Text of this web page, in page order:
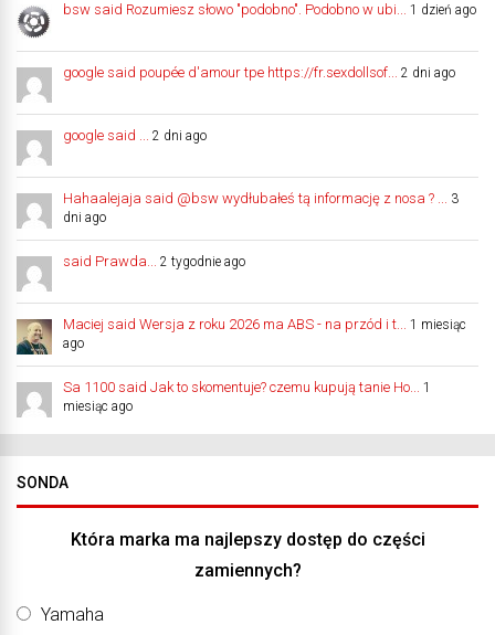
bsw said Rozumiesz słowo "podobno". Podobno w ubi... 1 dzień ago
google said poupée d'amour tpe https://fr.sexdollsof... 2 dni ago
google said ... 2 dni ago
Hahaalejaja said @bsw wydłubałeś tą informację z nosa ? ... 3
dni ago
said Prawda... 2 tygodnie ago
Maciej said Wersja z roku 2026 ma ABS - na przód i t... 1 miesiąc
ago
Sa 1100 said Jak to skomentuje? czemu kupują tanie Ho... 1
miesiąc ago
SONDA
Która marka ma najlepszy dostęp do części
zamiennych?
Yamaha